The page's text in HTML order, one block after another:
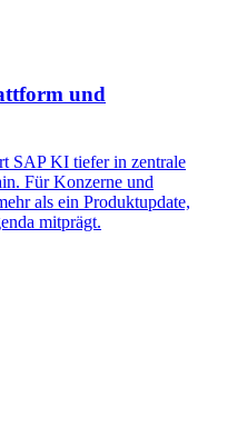
und
SAP KI tiefer in zentrale
Für Konzerne und
als ein Produktupdate,
mitprägt.